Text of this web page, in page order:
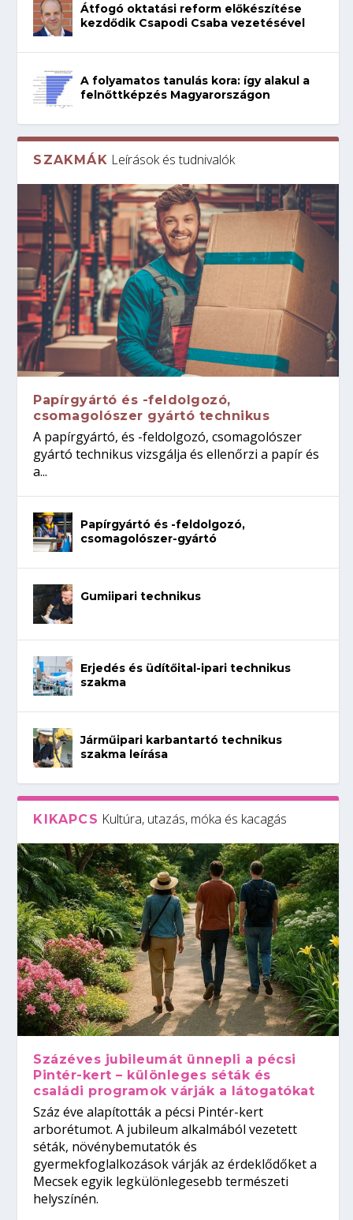
Átfogó oktatási reform előkészítése
kezdődik Csapodi Csaba vezetésével
A folyamatos tanulás kora: így alakul a
felnőttképzés Magyarországon
SZAKMÁK Leírások és tudnivalók
Papírgyártó és -feldolgozó,
csomagolószer gyártó technikus
A papírgyártó, és -feldolgozó, csomagolószer
gyártó technikus vizsgálja és ellenőrzi a papír és
a...
Papírgyártó és -feldolgozó,
csomagolószer-gyártó
Gumiipari technikus
Erjedés és üdítőital-ipari technikus
szakma
Járműipari karbantartó technikus
szakma leírása
KIKAPCS Kultúra, utazás, móka és kacagás
Százéves jubileumát ünnepli a pécsi
Pintér-kert – különleges séták és
családi programok várják a látogatókat
Száz éve alapították a pécsi Pintér-kert
arborétumot. A jubileum alkalmából vezetett
séták, növénybemutatók és
gyermekfoglalkozások várják az érdeklődőket a
Mecsek egyik legkülönlegesebb természeti
helyszínén.